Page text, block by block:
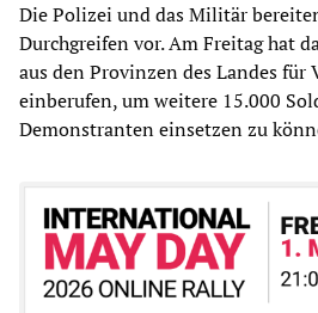
Die Polizei und das Militär
Durchgreifen vor. Am Freitag hat
aus den Provinzen des Landes für
einberufen, um weitere 15.000
Demonstranten einsetzen zu